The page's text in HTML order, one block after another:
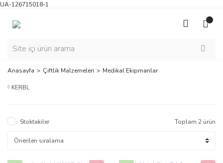
UA-126715018-1
Anasayfa Çiftlik Malzemeleri Medikal Ekipmanlar
KERBL
Stoktakiler Toplam 2 ürün